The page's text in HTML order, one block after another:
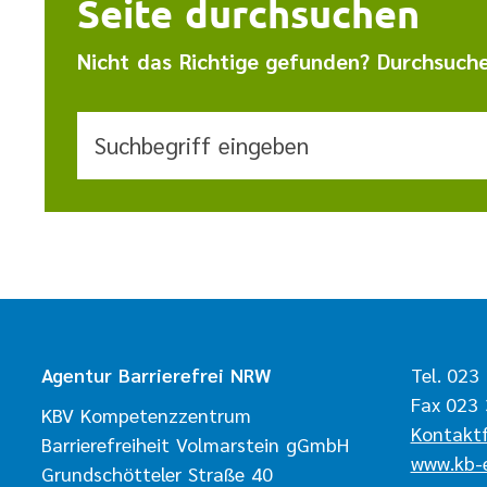
Seite durchsuchen
Nicht das Richtige gefunden?
Suchbegriff eingeben
Agentur Barrierefrei NRW
KBV Kompetenzzentrum
Barrierefreiheit Volmarstein gGmbH
Grundschötteler Straße 40
Tel.
Fax
www.kb-